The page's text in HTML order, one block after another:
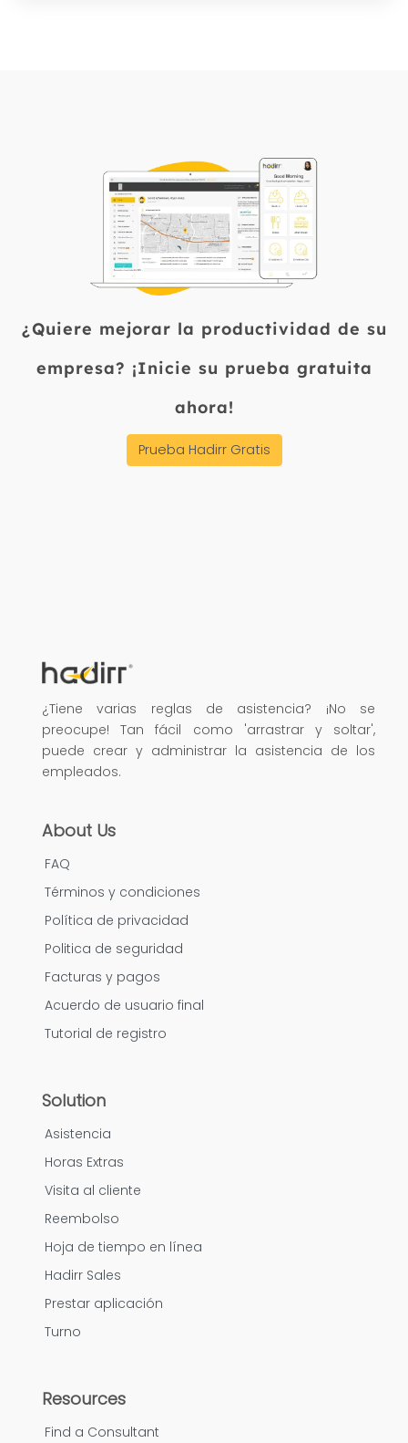
HRIS, y en Indonesia se integra de
forma nativa con Gadjian.
¿Quiere mejorar la productividad de su
empresa? ¡Inicie su prueba gratuita
ahora!
Prueba Hadirr Gratis
¿Tiene varias reglas de asistencia? ¡No se
preocupe! Tan fácil como 'arrastrar y soltar',
puede crear y administrar la asistencia de los
empleados.
About Us
FAQ
Términos y condiciones
Política de privacidad
Politica de seguridad
Facturas y pagos
Acuerdo de usuario final
Tutorial de registro
Solution
Asistencia
Horas Extras
Visita al cliente
Reembolso
Hoja de tiempo en línea
Hadirr Sales
Prestar aplicación
Turno
Resources
Find a Consultant